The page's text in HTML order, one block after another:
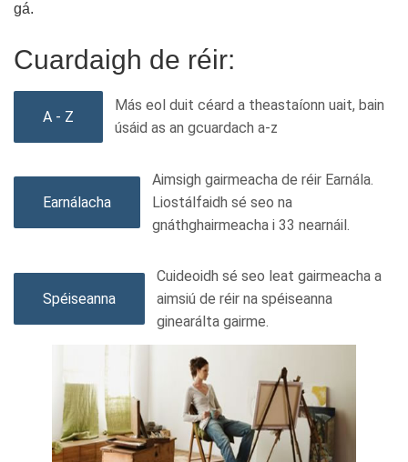
gá.
Cuardaigh de réir:
A - Z
Más eol duit céard a theastaíonn uait, bain
úsáid as an gcuardach a-z
Earnálacha
Aimsigh gairmeacha de réir Earnála.
Liostálfaidh sé seo na
gnáthghairmeacha i 33 nearnáil.
Spéiseanna
Cuideoidh sé seo leat gairmeacha a
aimsiú de réir na spéiseanna
ginearálta gairme.